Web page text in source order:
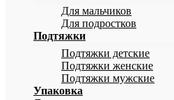
Для мальчиков
Для подростков
Подтяжки
Подтяжки детские
Подтяжки женские
Подтяжки мужские
Упаковка